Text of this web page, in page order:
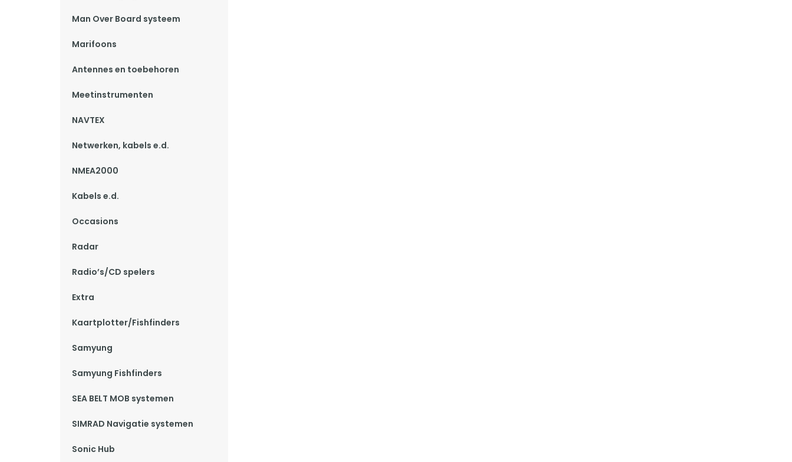
Man Over Board systeem
Marifoons
Antennes en toebehoren
Meetinstrumenten
NAVTEX
Netwerken, kabels e.d.
NMEA2000
Kabels e.d.
Occasions
Radar
Radio’s/CD spelers
Extra
Kaartplotter/Fishfinders
Samyung
Samyung Fishfinders
SEA BELT MOB systemen
SIMRAD Navigatie systemen
Sonic Hub